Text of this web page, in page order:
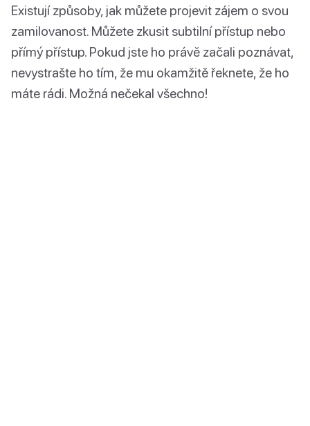
Existují způsoby, jak můžete projevit zájem o svou
zamilovanost. Můžete zkusit subtilní přístup nebo
přímý přístup. Pokud jste ho právě začali poznávat,
nevystrašte ho tím, že mu okamžitě řeknete, že ho
máte rádi. Možná nečekal všechno!